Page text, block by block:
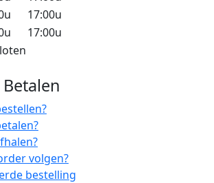
17:00u
17:00u
volgen?
bestelling